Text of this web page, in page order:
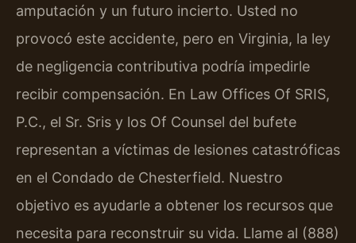
amputación y un futuro incierto. Usted no
provocó este accidente, pero en Virginia, la ley
de negligencia contributiva podría impedirle
recibir compensación. En Law Offices Of SRIS,
P.C., el Sr. Sris y los Of Counsel del bufete
representan a víctimas de lesiones catastróficas
en el Condado de Chesterfield. Nuestro
objetivo es ayudarle a obtener los recursos que
necesita para reconstruir su vida. Llame al (888)